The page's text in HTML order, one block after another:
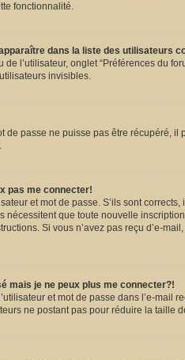
fonctionnalité.
dans la liste des utilisateurs
l’utilisateur, onglet “Préférences du
invisibles.
de passe ne puisse pas être récupéré,
pas me connecter!
et mot de passe. S’ils sont
nécessitent que toute nouvelle
Si vous n’avez pas reçu d’e-
mais je ne peux plus me connecter?!
et mot de passe dans l’e-mail
ne postant pas pour réduire la taille